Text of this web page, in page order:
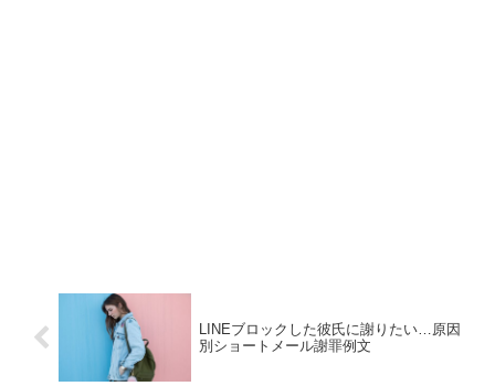
LINEブロックした彼氏に謝りたい…原因
別ショートメール謝罪例文